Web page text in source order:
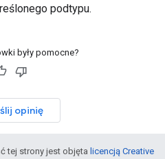
podtypu.
były pomocne?
opinię
tej strony jest objęta licencją Creative